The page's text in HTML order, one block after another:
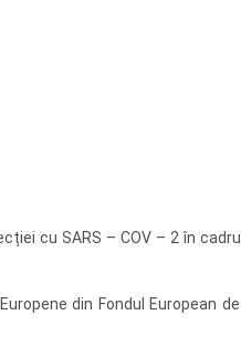
cu SARS – COV – 2 în
din Fondul European